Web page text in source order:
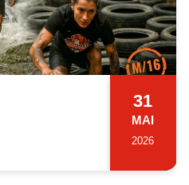
31
MAI
2026